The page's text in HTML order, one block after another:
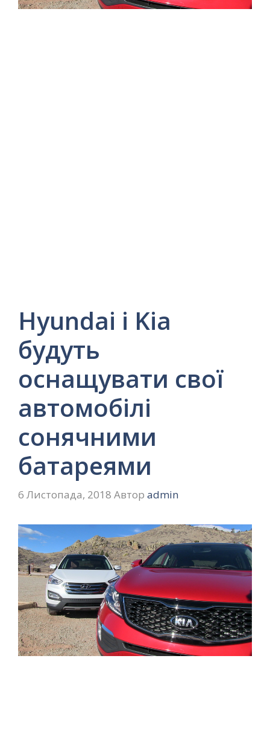
Hyundai і Kia
будуть
оснащувати свої
автомобілі
сонячними
батареями
6 Листопада, 2018 Автор admin